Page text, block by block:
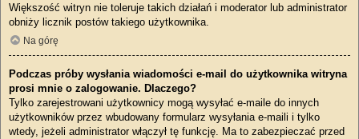
Większość witryn nie toleruje takich działań i moderator lub administrator
obniży licznik postów takiego użytkownika.
Na górę
Podczas próby wysłania wiadomości e-mail do użytkownika witryna
prosi mnie o zalogowanie. Dlaczego?
Tylko zarejestrowani użytkownicy mogą wysyłać e-maile do innych
użytkowników przez wbudowany formularz wysyłania e-maili i tylko
wtedy, jeżeli administrator włączył tę funkcję. Ma to zabezpieczać przed